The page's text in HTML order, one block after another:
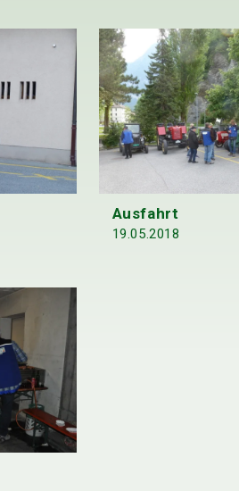
Ausfahrt
19.05.2018